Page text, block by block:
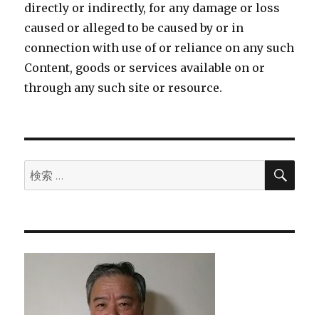
directly or indirectly, for any damage or loss
caused or alleged to be caused by or in
connection with use of or reliance on any such
Content, goods or services available on or
through any such site or resource.
検
索:
検